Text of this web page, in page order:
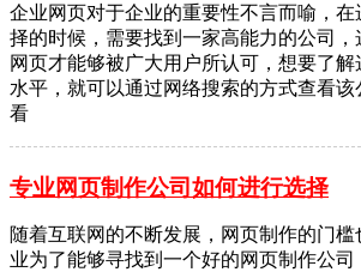
企业网页对于企业的重要性不言而喻，
择的时候，需要找到一家高能力的公司
网页才能够被广大用户所认可，想要了
水平，就可以通过网络搜索的方式查看
看
专业网页制作公司如何进行选择
随着互联网的不断发展，网页制作的门
业为了能够寻找到一个好的网页制作公